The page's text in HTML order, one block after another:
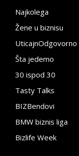
Najkolega
Žene u biznisu
UticajnOdgovorno
Šta jedemo
30 ispod 30
Tasty Talks
BIZBendovi
BMW biznis liga
Bizlife Week